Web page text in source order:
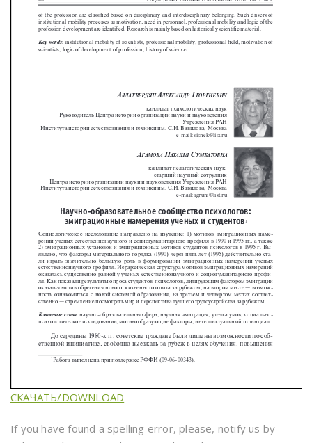
СКАЧАТЬ/DOWNLOAD
If you have found a spelling error, please, notify us by